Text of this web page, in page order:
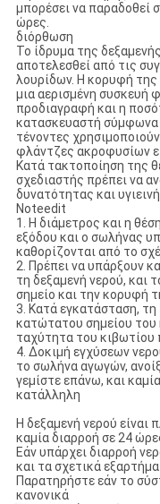
μπορέσει να παραδοθεί
ώρες.
διόρθωση
Το ίδρυμα της
αποτελεσθεί από τις
λουρίδων. Η κορυφή της
μια αερισμένη συσκευή
προδιαγραφή και η
κατασκευαστή σύμφωνα
τένοντες
φλάντζες ακροφυσίων
Κατά τακτοποίηση της
σχεδιαστής πρέπει να
δυνατότητας και
Noteedit
1. Η διάμετρος και η
εξόδου και ο σωλήνας
καθορίζονται από το
2. Πρέπει να υπάρξουν
τη δεξαμενή νερού, και
σημείο και την κορυφή
3. Κατά εγκατάσταση,
κατώτατου σημείου του
ταχύτητα του κιβωτίου
4. Δοκιμή εγχύσεων
το σωλήνα αγωγών,
γεμίστε επάνω, και
κατάλληλη
Η δεξαμενή νερού είναι
καμία διαρροή σε 24
Εάν υπάρχει διαρροή
και τα σχετικά
Παρατηρήστε εάν το
κανονικά